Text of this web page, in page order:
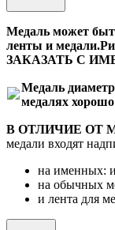
Медаль может
ленты и
ЗАКАЗАТЬ С
Медаль
медалях
В ОТЛИЧИЕ ОТ
медали входят
на именных:
на обычных
и лента для